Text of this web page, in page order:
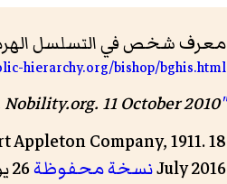
معرف شخص في التسلسل
hierarchy.org/bishop/bghis.html
"The Story of Don John of Austria"
Nobility.org. 11 October 2010. مؤرشف من
Appleton Company, 1911. 18
July 2016نسخة محفوظة26 يوليو 2017 على موقع واي باك مشين.